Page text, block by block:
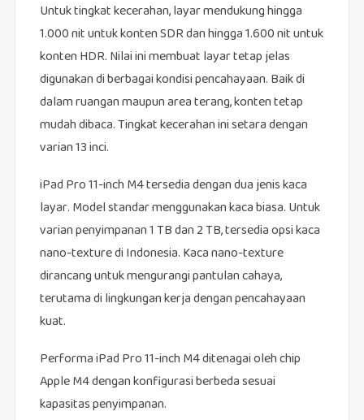
Untuk tingkat kecerahan, layar mendukung hingga
1.000 nit untuk konten SDR dan hingga 1.600 nit untuk
konten HDR. Nilai ini membuat layar tetap jelas
digunakan di berbagai kondisi pencahayaan. Baik di
dalam ruangan maupun area terang, konten tetap
mudah dibaca. Tingkat kecerahan ini setara dengan
varian 13 inci.
iPad Pro 11-inch M4 tersedia dengan dua jenis kaca
layar. Model standar menggunakan kaca biasa. Untuk
varian penyimpanan 1 TB dan 2 TB, tersedia opsi kaca
nano-texture di Indonesia. Kaca nano-texture
dirancang untuk mengurangi pantulan cahaya,
terutama di lingkungan kerja dengan pencahayaan
kuat.
Performa iPad Pro 11-inch M4 ditenagai oleh chip
Apple M4 dengan konfigurasi berbeda sesuai
kapasitas penyimpanan.